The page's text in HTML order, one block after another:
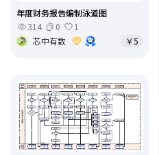
年度财务报告编制泳道图
314
0
1
芯中有数
￥5